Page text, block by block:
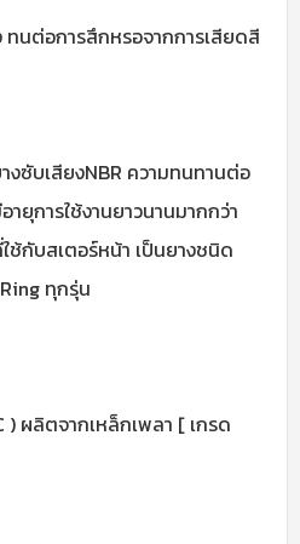
นต่อการสึกหรอจากการเสียดสี
งซับเสียงNBR ความทนทานต่อ
ยุการใช้งานยาวนานมากกว่า
ช้กับสเตอร์หน้า เป็นยางชนิด
ทุกรุ่น
) ผลิตจากเหล็กเพลา [ เกรด